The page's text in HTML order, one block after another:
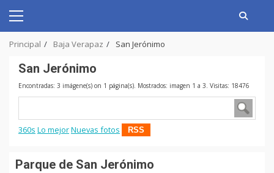
content
Primary
Principal Baja Verapaz San Jerónimo
San Jerónimo
Encontradas: 3 imágene(s) on 1 página(s). Mostrados: imagen 1 a 3. Visitas: 18476
360s Lo mejorNuevas fotos RSS
Parque de San Jerónimo